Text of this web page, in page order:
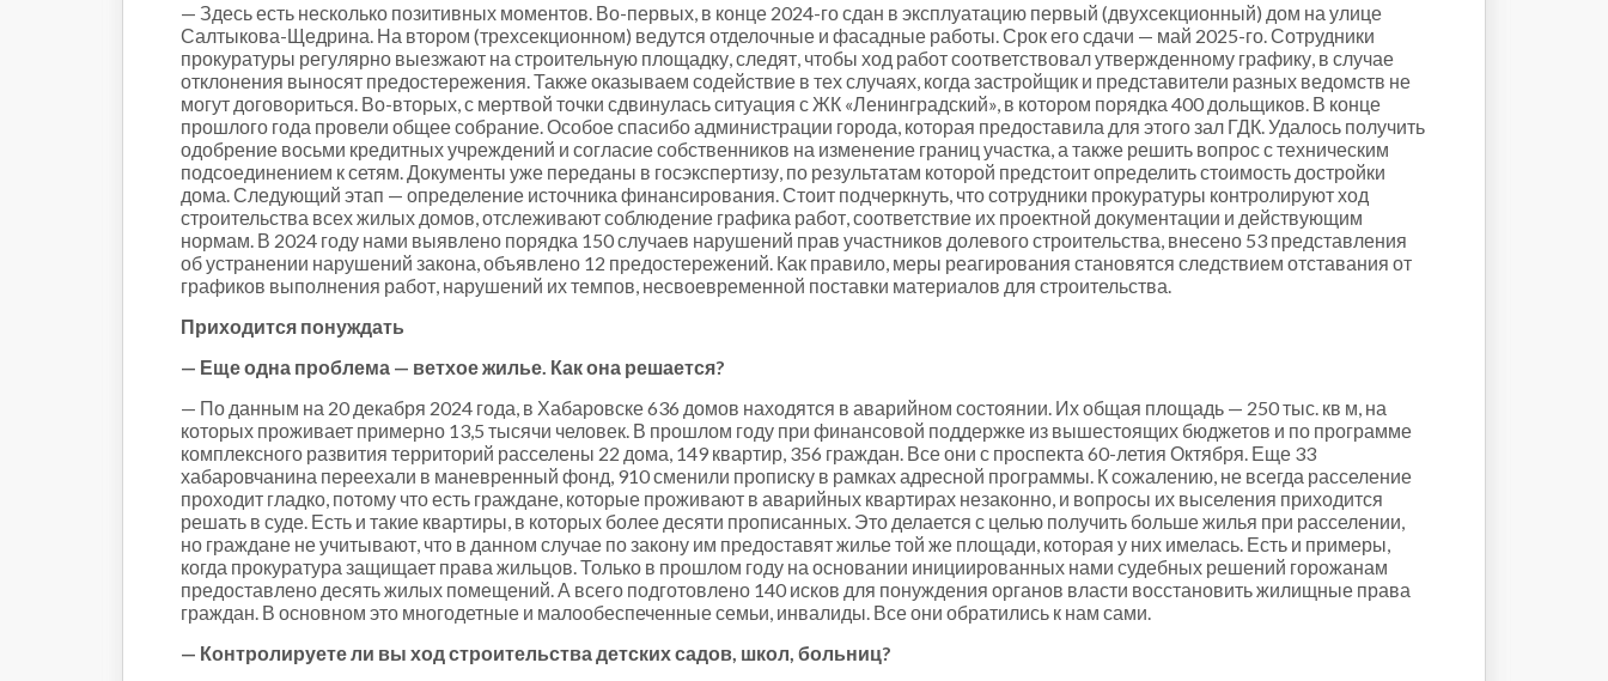
— Здесь есть несколько позитивных моментов. Во-первых, в конце 2024-го сдан в эксплуатацию первый (двухсекционный) дом на улице
Салтыкова-Щедрина. На втором (трехсекционном) ведутся отделочные и фасадные работы. Срок его сдачи — май 2025-го. Сотрудники
прокуратуры регулярно выезжают на строительную площадку, следят, чтобы ход работ соответствовал утвержденному графику, в случае
отклонения выносят предостережения. Также оказываем содействие в тех случаях, когда застройщик и представители разных ведомств не
могут договориться. Во-вторых, с мертвой точки сдвинулась ситуация с ЖК «Ленинградский», в котором порядка 400 дольщиков. В конце
прошлого года провели общее собрание. Особое спасибо администрации города, которая предоставила для этого зал ГДК. Удалось получить
одобрение восьми кредитных учреждений и согласие собственников на изменение границ участка, а также решить вопрос с техническим
подсоединением к сетям. Документы уже переданы в госэкспертизу, по результатам которой предстоит определить стоимость достройки
дома. Следующий этап — определение источника финансирования. Стоит подчеркнуть, что сотрудники прокуратуры контролируют ход
строительства всех жилых домов, отслеживают соблюдение графика работ, соответствие их проектной документации и действующим
нормам. В 2024 году нами выявлено порядка 150 случаев нарушений прав участников долевого строительства, внесено 53 представления
об устранении нарушений закона, объявлено 12 предостережений. Как правило, меры реагирования становятся следствием отставания от
графиков выполнения работ, нарушений их темпов, несвоевременной поставки материалов для строительства.
Приходится понуждать
— Еще одна проблема — ветхое жилье. Как она решается?
— По данным на 20 декабря 2024 года, в Хабаровске 636 домов находятся в аварийном состоянии. Их общая площадь — 250 тыс. кв м, на
которых проживает примерно 13,5 тысячи человек. В прошлом году при финансовой поддержке из вышестоящих бюджетов и по программе
комплексного развития территорий расселены 22 дома, 149 квартир, 356 граждан. Все они с проспекта 60-летия Октября. Еще 33
хабаровчанина переехали в маневренный фонд, 910 сменили прописку в рамках адресной программы. К сожалению, не всегда расселение
проходит гладко, потому что есть граждане, которые проживают в аварийных квартирах незаконно, и вопросы их выселения приходится
решать в суде. Есть и такие квартиры, в которых более десяти прописанных. Это делается с целью получить больше жилья при расселении,
но граждане не учитывают, что в данном случае по закону им предоставят жилье той же площади, которая у них имелась. Есть и примеры,
когда прокуратура защищает права жильцов. Только в прошлом году на основании инициированных нами судебных решений горожанам
предоставлено десять жилых помещений. А всего подготовлено 140 исков для понуждения органов власти восстановить жилищные права
граждан. В основном это многодетные и малообеспеченные семьи, инвалиды. Все они обратились к нам сами.
— Контролируете ли вы ход строительства детских садов, школ, больниц?